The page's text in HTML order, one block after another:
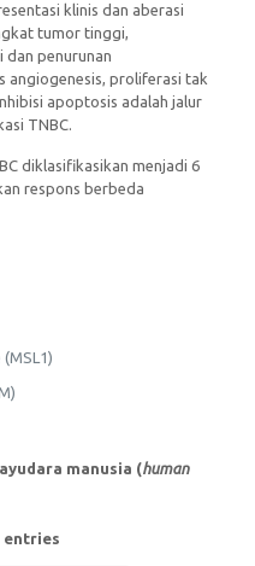
klinis dan aberasi
tumor tinggi,
dan penurunan
angiogenesis, proliferasi tak
apoptosis adalah jalur
TNBC.
diklasifikasikan menjadi 6
respons berbeda
manusia (human
entries